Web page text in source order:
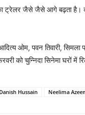
ट्रेलर जैसे जैसे आगे बढ़ता है।
ओम, पवन तिवारी,
को चुन्‍निदा सिनेमा घरों में
Danish Hussain Neelima